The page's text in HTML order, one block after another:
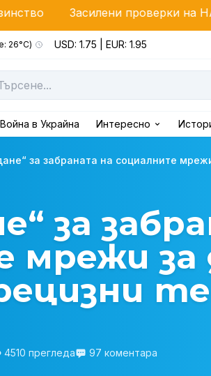
проверки на НАП и
26°C) USD: 1.75 | EUR: 1.95
Война в Украйна Интересно
за забраната на социалните
за
мрежи за
4510 прегледа 97 коментара